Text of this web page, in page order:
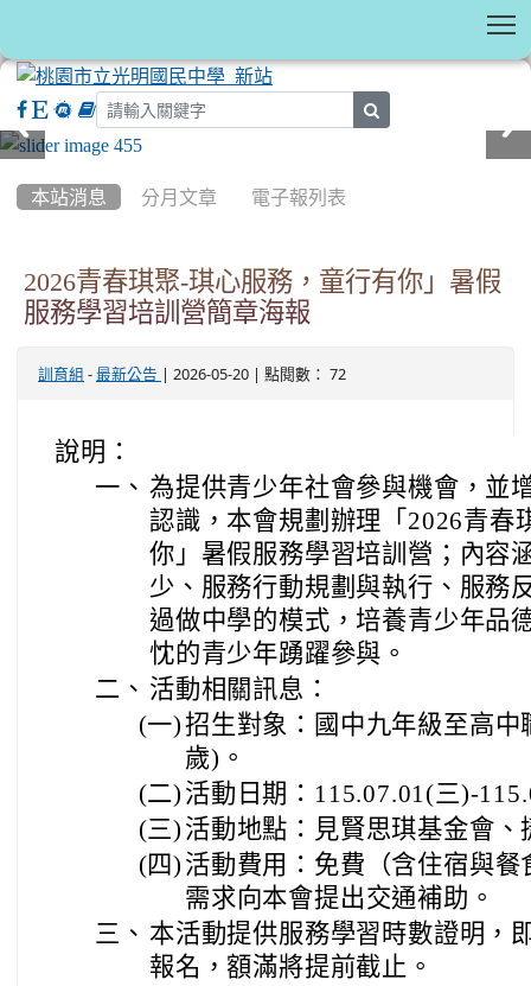
本站消息 分月文章 電子報列表
2026青春琪聚-琪心服務，童行有你」暑假
服務學習培訓營簡章海報
訓育組 - 最新公告 | 2026-05-20 | 點閱數： 72
說明：
一、 為提供青少年社會參與機會，並
認識，本會規劃辦理「2026青春
你」暑假服務學習培訓營；內容
少、服務行動規劃與執行、服務
過做中學的模式，培養青少年品
忱的青少年踴躍參與。
二、 活動相關訊息：
(一)招生對象：國中九年級至高
歲)。
(二) 活動日期：115.07.01(三)-
(三) 活動地點：見賢思琪基金會、
(四) 活動費用：免費（含住宿與
需求向本會提出交通補助。
三、 本活動提供服務學習時數證明，
報名，額滿將提前截止。